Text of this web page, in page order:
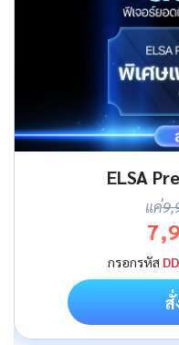
ELSA
แค่
กรอกรหัส
สั่